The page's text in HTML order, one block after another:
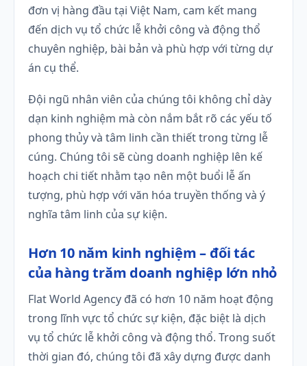
đơn vị hàng đầu tại Việt Nam, cam kết mang
đến dịch vụ tổ chức lễ khởi công và động thổ
chuyên nghiệp, bài bản và phù hợp với từng dự
án cụ thể.
Đội ngũ nhân viên của chúng tôi không chỉ dày
dạn kinh nghiệm mà còn nắm bắt rõ các yếu tố
phong thủy và tâm linh cần thiết trong từng lễ
cúng. Chúng tôi sẽ cùng doanh nghiệp lên kế
hoạch chi tiết nhằm tạo nên một buổi lễ ấn
tượng, phù hợp với văn hóa truyền thống và ý
nghĩa tâm linh của sự kiện.
Hơn 10 năm kinh nghiệm – đối tác
của hàng trăm doanh nghiệp lớn nhỏ
Flat World Agency đã có hơn 10 năm hoạt động
trong lĩnh vực tổ chức sự kiện, đặc biệt là dịch
vụ tổ chức lễ khởi công và động thổ. Trong suốt
thời gian đó, chúng tôi đã xây dựng được danh